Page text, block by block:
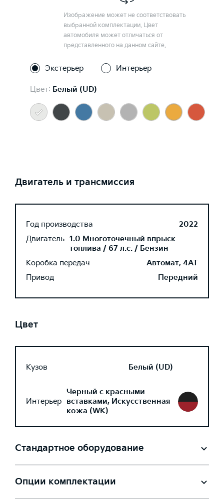
Изображение может не соответствовать
выбранной комплектации. Цвет
автомобиля может отличаться от
представленного на данном сайте.
Экстерьер Интерьер
Цвет: Белый (UD)
Двигатель и трансмиссия
Год производства
2022
Двигатель 1.0 Многоточечный впрыск
топлива / 67 л.с. / Бензин
Коробка передач
Автомат, 4AT
Привод
Передний
Цвет
Кузов Белый (UD)
Интерьер
Черный с красными
вставками, Искусственная
кожа (WK)
Стандартное оборудование
Опции комплектации